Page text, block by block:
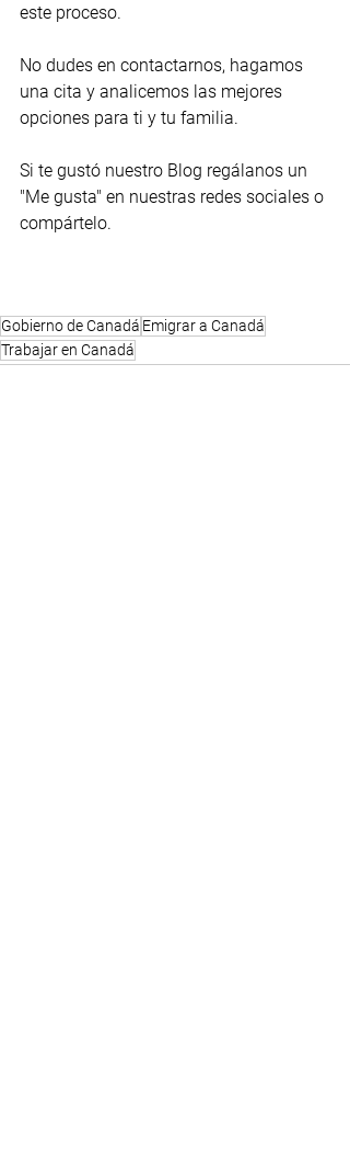
este proceso.
No dudes en contactarnos, hagamos
una cita y analicemos las mejores
opciones para ti y tu familia.
Si te gustó nuestro Blog regálanos un
"Me gusta" en nuestras redes sociales o
compártelo.
Gobierno de Canadá Emigrar a Canadá
Trabajar en Canadá